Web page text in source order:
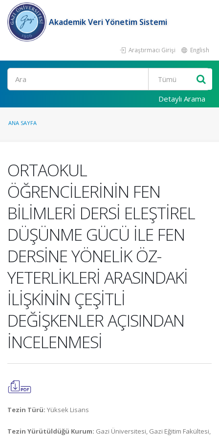
Akademik Veri Yönetim Sistemi
Araştırmacı Girişi English
Ara
Detaylı Arama
ANA SAYFA
ORTAOKUL
ÖĞRENCİLERİNİN FEN
BİLİMLERİ DERSİ ELEŞTİREL
DÜŞÜNME GÜCÜ İLE FEN
DERSİNE YÖNELİK ÖZ-
YETERLİKLERİ ARASINDAKİ
İLİŞKİNİN ÇEŞİTLİ
DEĞİŞKENLER AÇISINDAN
İNCELENMESİ
Tezin Türü: Yüksek Lisans
Tezin Yürütüldüğü Kurum: Gazi Üniversitesi, Gazi Eğitim Fakültesi,